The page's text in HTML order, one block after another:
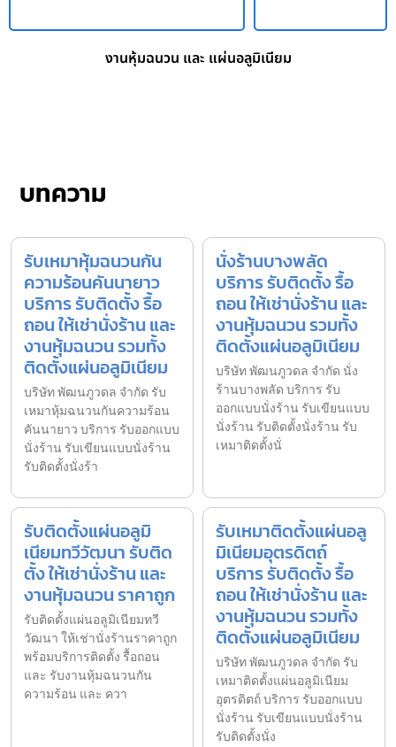
งานหุ้มฉนวน และ แผ่นอลูมิเนียม
บทความ
รับเหมาหุ้มฉนวนกัน
ความร้อนคันนายาว
บริการ รับติดตั้ง รื้อ
ถอน ให้เช่านั่งร้าน และ
งานหุ้มฉนวน รวมทั้ง
ติดตั้งแผ่นอลูมิเนียม
บริษัท พัฒนภูวดล จำกัด รับ
เหมาหุ้มฉนวนกันความร้อน
คันนายาว บริการ รับออกแบบ
นั่งร้าน รับเขียนแบบนั่งร้าน
รับติดตั้งนั่งร้า
นั่งร้านบางพลัด
บริการ รับติดตั้ง รื้อ
ถอน ให้เช่านั่งร้าน และ
งานหุ้มฉนวน รวมทั้ง
ติดตั้งแผ่นอลูมิเนียม
บริษัท พัฒนภูวดล จำกัด นั่ง
ร้านบางพลัด บริการ รับ
ออกแบบนั่งร้าน รับเขียนแบบ
นั่งร้าน รับติดตั้งนั่งร้าน รับ
เหมาติดตั้งนั่
รับติดตั้งแผ่นอลูมิ
เนียมทวีวัฒนา รับติด
ตั้ง ให้เช่านั่งร้าน และ
งานหุ้มฉนวน ราคาถูก
รับติดตั้งแผ่นอลูมิเนียมทวี
วัฒนา ให้เช่านั่งร้านราคาถูก
พร้อมบริการติดตั้ง รื้อถอน
และ รับงานหุ้มฉนวนกัน
ความร้อน และ ควา
รับเหมาติดตั้งแผ่นอลู
มิเนียมอุตรดิตถ์
บริการ รับติดตั้ง รื้อ
ถอน ให้เช่านั่งร้าน และ
งานหุ้มฉนวน รวมทั้ง
ติดตั้งแผ่นอลูมิเนียม
บริษัท พัฒนภูวดล จำกัด รับ
เหมาติดตั้งแผ่นอลูมิเนียม
อุตรดิตถ์ บริการ รับออกแบบ
นั่งร้าน รับเขียนแบบนั่งร้าน
รับติดตั้งนั่ง